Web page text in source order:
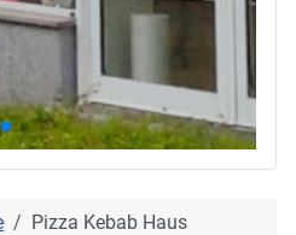
Pizza Kebab Haus